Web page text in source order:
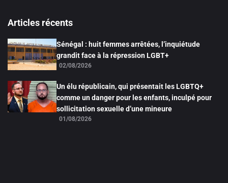
Articles récents
Sénégal : huit femmes arrêtées, l’inquiétude
grandit face à la répression LGBT+
02/08/2026
Un élu républicain, qui présentait les LGBTQ+
comme un danger pour les enfants, inculpé pour
sollicitation sexuelle d’une mineure
01/08/2026